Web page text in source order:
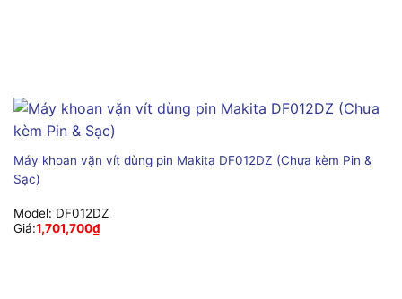
Máy khoan vặn vít dùng pin Makita DF012DZ (Chưa kèm Pin &
Sạc)
Model: DF012DZ
Giá:1,701,700₫